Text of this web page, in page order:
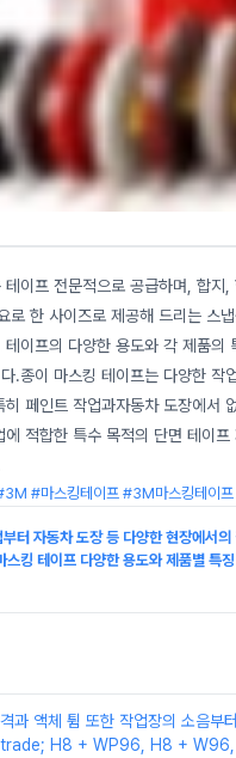
이프 전문적으로 공급하며, 합지,
로 한 사이즈로 제공해 드리는 스
이프의 다양한 용도와 각 제품의
.종이 마스킹 테이프는 다양한 작
페인트 작업과자동차 도장에서
적합한 특수 목적의 단면 테이프
#마스킹테이프 #3M마스킹테이프
터 자동차 도장 등 다양한 현장에서의
테이프 다양한 용도와 제품별 특징
과 액체 튐 또한 작업장의 소음부
H8 + WP96, H8 +